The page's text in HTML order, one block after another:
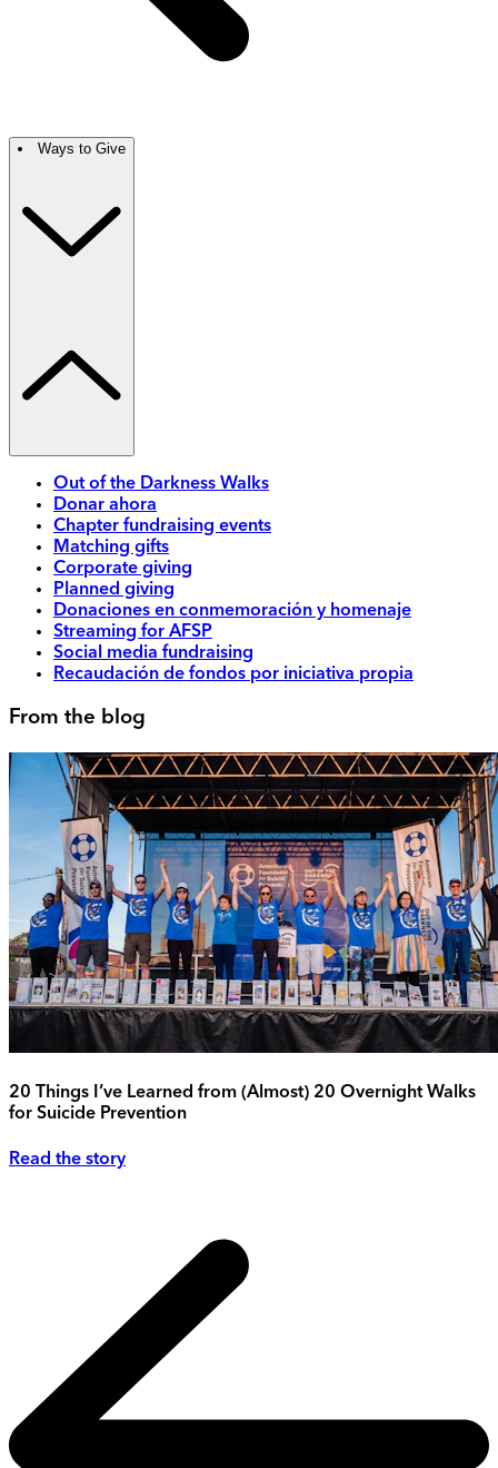
Ways to Give
Out of the Darkness Walks
Donar ahora
Chapter fundraising events
Matching gifts
Corporate giving
Planned giving
Donaciones en conmemoración y homenaje
Streaming for AFSP
Social media fundraising
Recaudación de fondos por iniciativa propia
From the blog
20 Things I’ve Learned from (Almost) 20 Overnight Walks
for Suicide Prevention
Read the story